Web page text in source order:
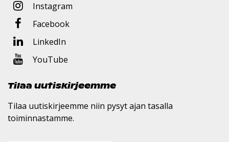
Instagram
Facebook
LinkedIn
YouTube
Tilaa uutiskirjeemme
Tilaa uutiskirjeemme niin pysyt ajan tasalla
toiminnastamme.